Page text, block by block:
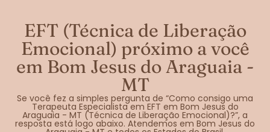
EFT (Técnica de Liberação
Emocional) próximo a você
em Bom Jesus do Araguaia -
MT
Se você fez a simples pergunta de “Como consigo uma
Terapeuta Especialista em EFT em Bom Jesus do
Araguaia - MT (Técnica de Liberação Emocional)?”, a
resposta está logo abaixo. Atendemos em Bom Jesus do